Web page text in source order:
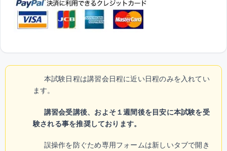
本試験日程は講習会日程に近い日程のみを入れてい
ます。
講習会受講後、およそ１週間後を目安に本試験を受
験される事を推奨しております。
誤操作を防ぐため専用フォームは新しいタブで開き